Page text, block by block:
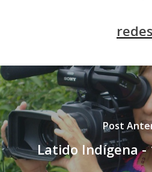
redes
Post
Latido Indígena -